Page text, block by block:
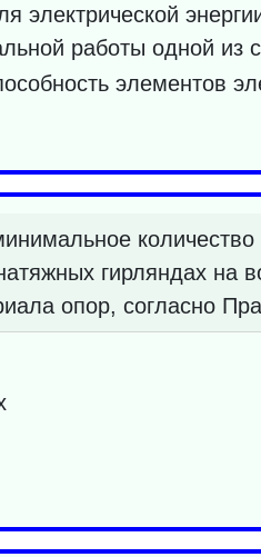
электрической
работы одной из
элементов
гирляндах на
опор, согласно